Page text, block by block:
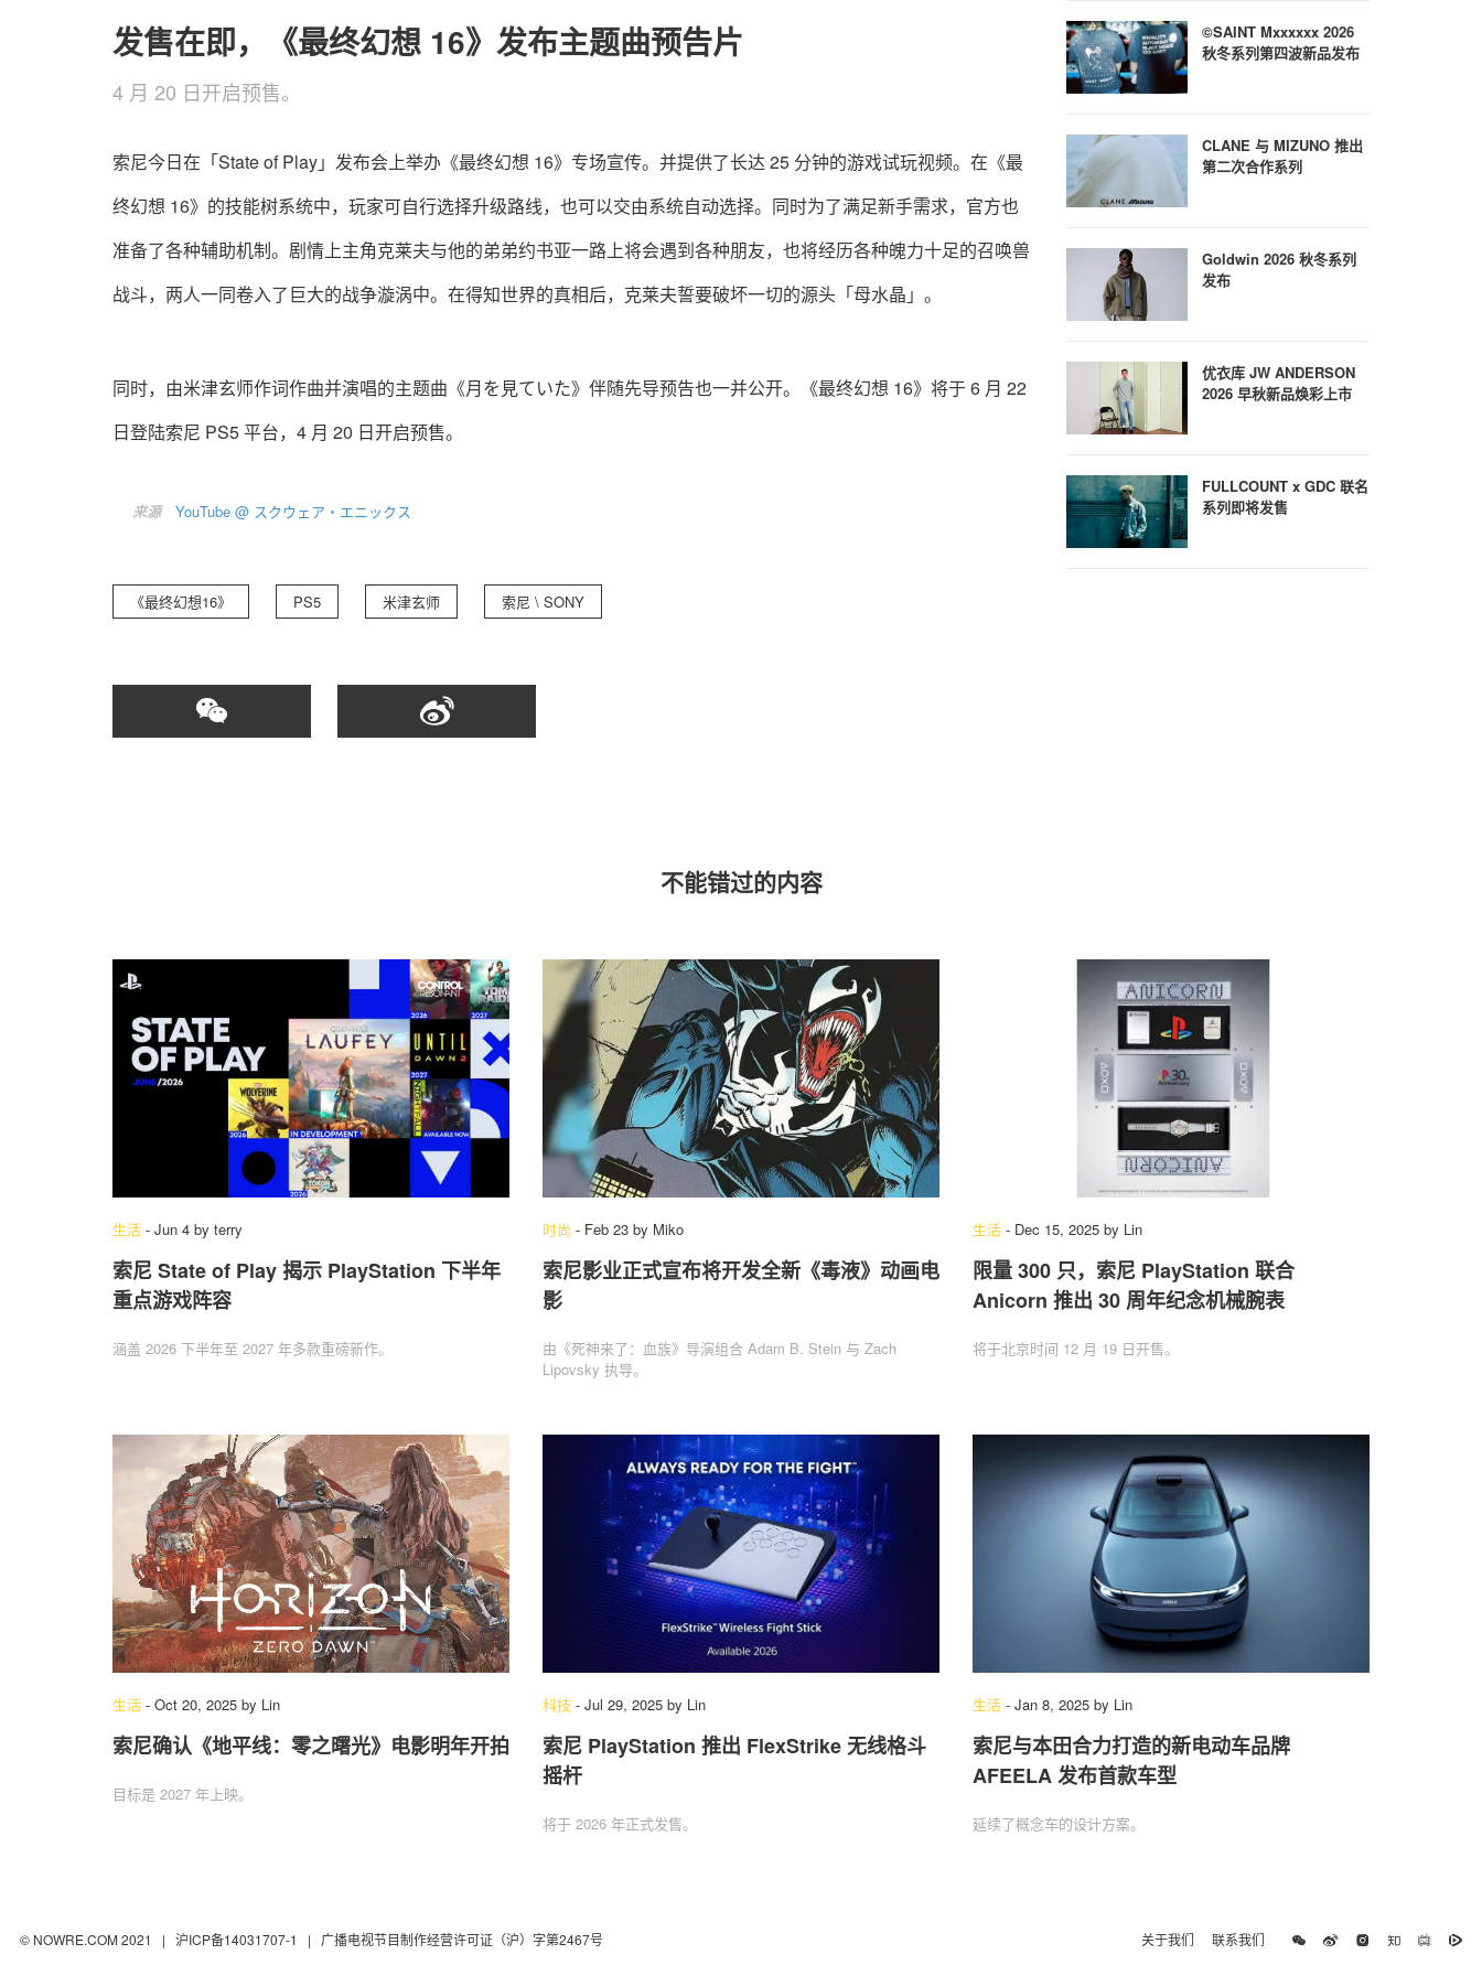
发售在即，《最终幻想 16》发布主题曲预告片
4 月 20 日开启预售。
索尼今日在「State of Play」发布会上举办《最终幻想 16》专场宣传。并提供了长达 25 分钟的游戏试玩视频。在《最
终幻想 16》的技能树系统中，玩家可自行选择升级路线，也可以交由系统自动选择。同时为了满足新手需求，官方也
准备了各种辅助机制。剧情上主角克莱夫与他的弟弟约书亚一路上将会遇到各种朋友，也将经历各种魄力十足的召唤兽
战斗，两人一同卷入了巨大的战争漩涡中。在得知世界的真相后，克莱夫誓要破坏一切的源头「母水晶」。
同时，由米津玄师作词作曲并演唱的主题曲《月を見ていた》伴随先导预告也一并公开。《最终幻想 16》将于 6 月 22
日登陆索尼 PS5 平台，4 月 20 日开启预售。
来源 YouTube @ スクウェア・エニックス
《最终幻想16》 PS5 米津玄师 索尼 \ SONY
©SAINT Mxxxxxx 2026
秋冬系列第四波新品发布
CLANE 与 MIZUNO 推出
第二次合作系列
Goldwin 2026 秋冬系列
发布
优衣库 JW ANDERSON
2026 早秋新品焕彩上市
FULLCOUNT x GDC 联名
系列即将发售
不能错过的内容
生活 - Jun 4 by terry
索尼 State of Play 揭示 PlayStation 下半年
重点游戏阵容
涵盖 2026 下半年至 2027 年多款重磅新作。
时尚 - Feb 23 by Miko
索尼影业正式宣布将开发全新《毒液》动画电
影
由《死神来了：血族》导演组合 Adam B. Stein 与 Zach
Lipovsky 执导。
生活 - Dec 15, 2025 by Lin
限量 300 只，索尼 PlayStation 联合
Anicorn 推出 30 周年纪念机械腕表
将于北京时间 12 月 19 日开售。
生活 - Oct 20, 2025 by Lin
索尼确认《地平线：零之曙光》电影明年开拍
目标是 2027 年上映。
科技 - Jul 29, 2025 by Lin
索尼 PlayStation 推出 FlexStrike 无线格斗
摇杆
将于 2026 年正式发售。
生活 - Jan 8, 2025 by Lin
索尼与本田合力打造的新电动车品牌
AFEELA 发布首款车型
延续了概念车的设计方案。
© NOWRE.COM 2021 | 沪ICP备14031707-1 | 广播电视节目制作经营许可证（沪）字第2467号 关于我们 联系我们